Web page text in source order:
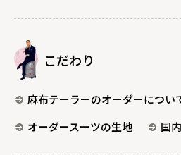
こだわり
麻布テーラーのオーダーについ
オーダースーツの生地
国